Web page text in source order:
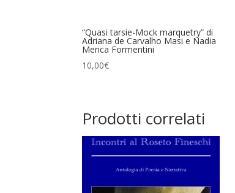
“Quasi tarsie-Mock marquetry” di
Adriana de Carvalho Masi e Nadia
Merica Formentini
10,00€
Prodotti correlati